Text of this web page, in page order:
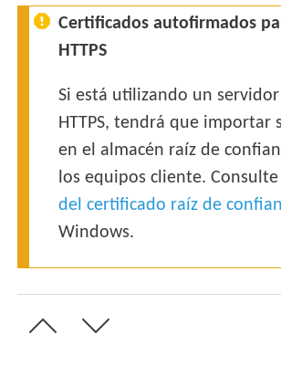
Certificados autofirmados
HTTPS
Si está utilizando un
HTTPS, tendrá que importar
en el almacén raíz de
los equipos cliente. Consulte
del certificado raíz de
Windows.